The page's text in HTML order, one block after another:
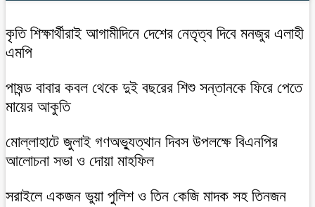
কৃতি শিক্ষার্থীরাই আগামীদিনে দেশের নেতৃত্ব দিবে মনজুর এলাহী
এমপি
পাষন্ড বাবার কবল থেকে দুই বছরের শিশু সন্তানকে ফিরে পেতে
মায়ের আকুতি
মোল্লাহাটে জুলাই গণঅভ্যুত্থান দিবস উপলক্ষে বিএনপির
আলোচনা সভা ও দোয়া মাহফিল
সরাইলে একজন ভুয়া পুলিশ ও তিন কেজি মাদক সহ তিনজন